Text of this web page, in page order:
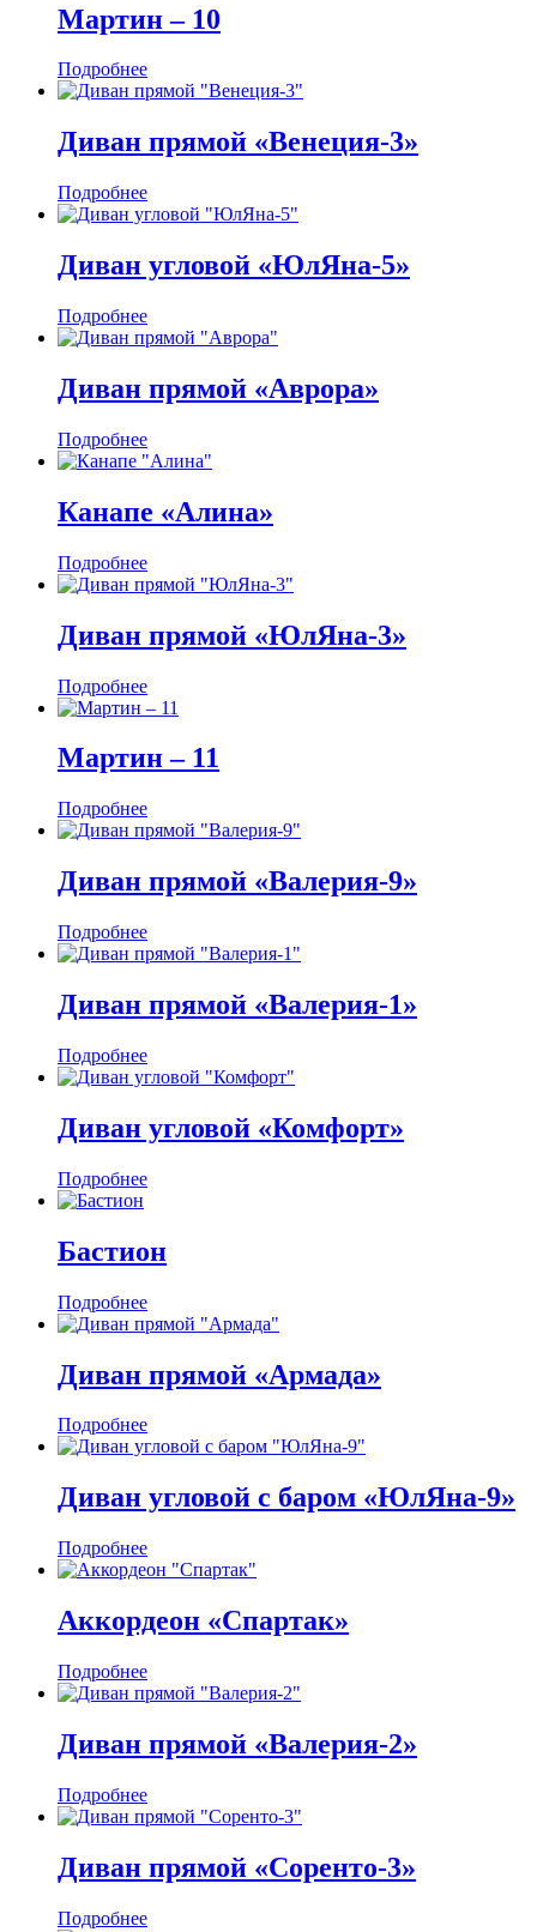
Мартин ‒ 10
Подробнее
Диван прямой «Венеция-3»
Подробнее
Диван угловой «ЮлЯна-5»
Подробнее
Диван прямой «Аврора»
Подробнее
Канапе «Алина»
Подробнее
Диван прямой «ЮлЯна-3»
Подробнее
Мартин ‒ 11
Подробнее
Диван прямой «Валерия-9»
Подробнее
Диван прямой «Валерия-1»
Подробнее
Диван угловой «Комфорт»
Подробнее
Бастион
Подробнее
Диван прямой «Армада»
Подробнее
Диван угловой с баром «ЮлЯна-9»
Подробнее
Аккордеон «Спартак»
Подробнее
Диван прямой «Валерия-2»
Подробнее
Диван прямой «Соренто-3»
Подробнее